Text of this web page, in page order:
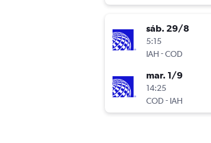
sáb. 29/8
5:15
IAH -COD
mar. 1/9
14:25
COD - IAH